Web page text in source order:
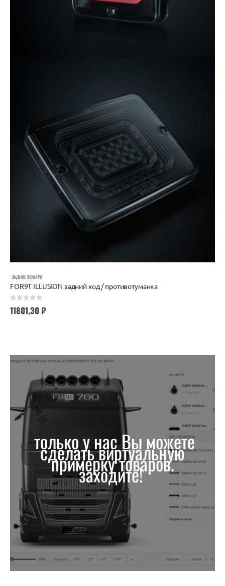
ЗАДНИЕ ФОНАРИ
FOR9T ILLUSION задний ход / противотуманка
11801,30₽
только у нас Вы можете
сделать виртуальную
примерку товаров.
заходите!